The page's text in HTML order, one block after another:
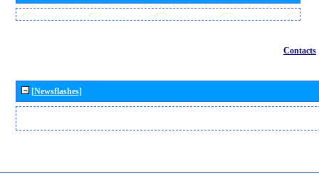
Contacts
[Newsflashes]